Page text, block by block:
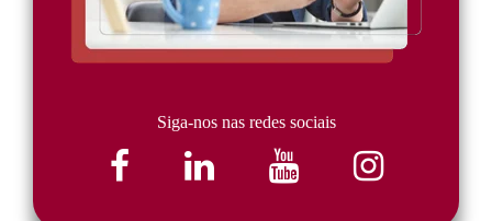
Siga-nos nas redes sociais